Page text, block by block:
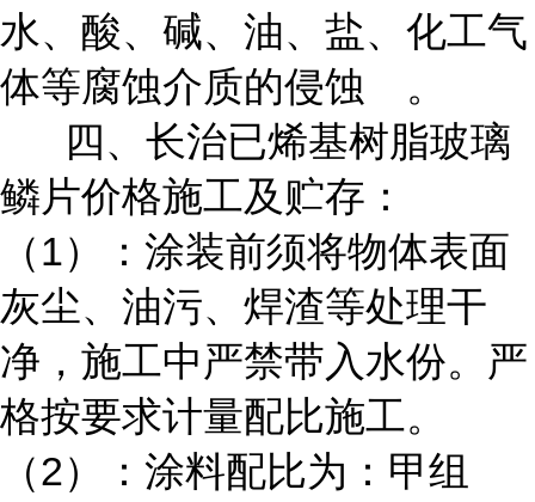
水、酸、碱、油、盐、化工气
体等腐蚀介质的侵蚀 。
四、长治已烯基树脂玻璃
鳞片价格施工及贮存：
（1）：涂装前须将物体表面
灰尘、油污、焊渣等处理干
净，施工中严禁带入水份。严
格按要求计量配比施工。
（2）：涂料配比为：甲组